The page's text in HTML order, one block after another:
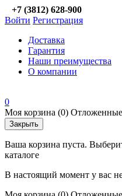
+7 (3812) 628-900
Войти Регистрация
Доставка
Гарантия
Наши преимущества
О компании
0
Моя корзина (0)
Закрыть
Ваша корзина пуста.
каталоге
В настоящий момент у вас